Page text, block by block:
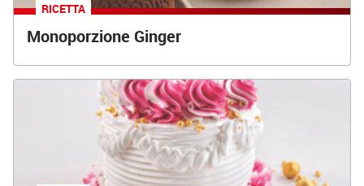
RICETTA
Monoporzione Ginger